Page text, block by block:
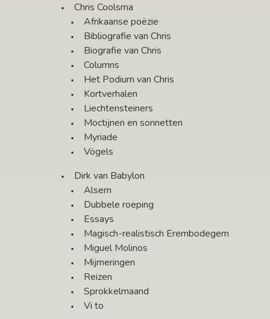
Chris Coolsma
Afrikaanse poëzie
Bibliografie van Chris
Biografie van Chris
Columns
Het Podium van Chris
Kortverhalen
Liechtensteiners
Moctijnen en sonnetten
Myriade
Vögels
Dirk van Babylon
Alsem
Dubbele roeping
Essays
Magisch-realistisch Erembodegem
Miguel Molinos
Mijmeringen
Reizen
Sprokkelmaand
Vi to